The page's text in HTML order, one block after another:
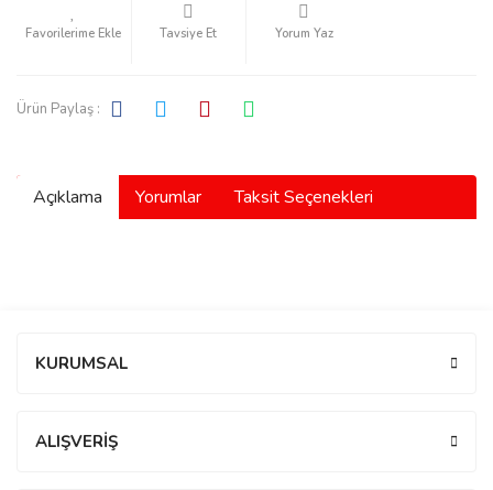
Tavsiye Et Yorum Yaz
Ürün Paylaş :
Açıklama Yorumlar Taksit Seçenekleri
KURUMSAL
ALIŞVERİŞ